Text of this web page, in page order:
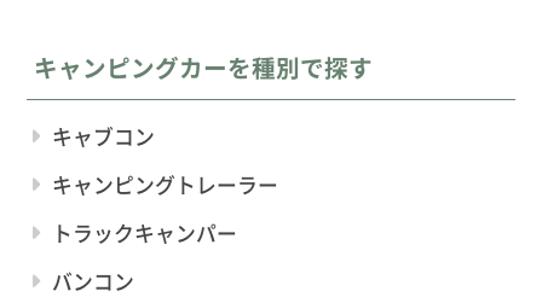
キャンピングカーを種別で探す
キャブコン
キャンピングトレーラー
トラックキャンパー
バンコン